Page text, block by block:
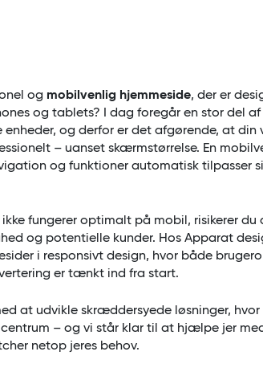
og mobilvenlig hjemmeside, der er
og tablets? I dag foregår en stor del af
og derfor er det afgørende, at din
– uanset skærmstørrelse. En
og funktioner automatisk tilpasser
ikke fungerer optimalt på mobil, risikerer
og potentielle kunder. Hos Apparat
i responsivt design, hvor både
er tænkt ind fra start.
at udvikle skræddersyede løsninger,
– og vi står klar til at hjælpe jer
netop jeres behov.